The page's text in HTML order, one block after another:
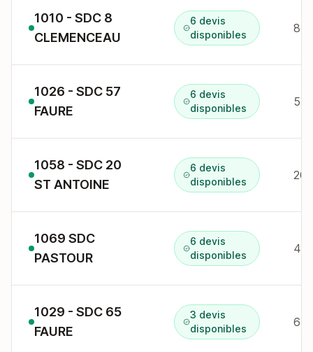
1010 - SDC 8
CLEMENCEAU
6 devis
disponibles
8
1026 - SDC 57
FAURE
6 devis
disponibles
57
1058 - SDC 20
ST ANTOINE
6 devis
disponibles
20
1069 SDC
PASTOUR
6 devis
disponibles
4 r
1029 - SDC 65
FAURE
3 devis
disponibles
65